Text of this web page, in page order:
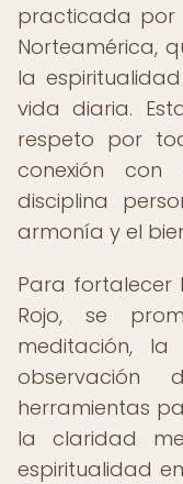
practicada por
Norteamérica,
la
vida diaria.
respeto por
conexión
disciplina
armonía y el
Para fortalecer
Rojo, se
meditación,
herramientas
la claridad
espiritualidad